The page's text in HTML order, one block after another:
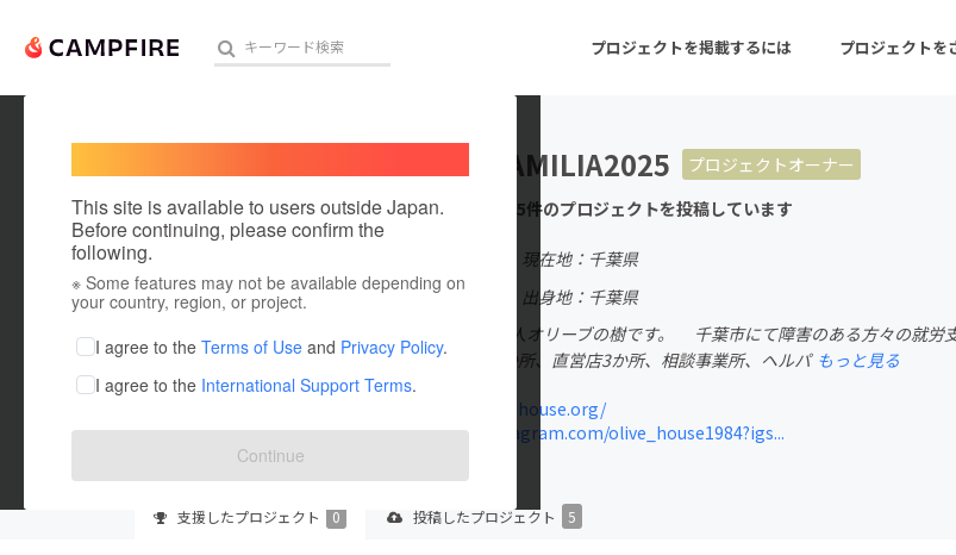
プロジェクトを掲載するには プロジェクトを
人気のプロジェクト 注目のリターン 注目の新着プロジェクト
アート・写真 音楽
テクノロジー・ガジェット
ゲーム・サービス開発 フード
映像・映画
ビジネス・起業
チャレンジ
まちづくり・地域活性化
This site is available to users outside Japan.
Before continuing, please confirm the
following.
※ Some features may not be available depending on
your country, region, or project.
I agree to the Terms of Use and Privacy Policy.
I agree to the International Support Terms.
Continue
OLIVEFAMILIA2025
プロジェクトオーナー
これまでに5件のプロジェクトを投稿しています
現在地：千葉県
出身国：日本
出身地：千葉県
社会福祉法人オリーブの樹です。 千葉市にて障害のある方々の就労
ープホーム3か所、直営店3か所、相談事業所、ヘルパ もっと見る
www.olivehouse.org/
www.instagram.com/olive_house1984?igs...
支援したプロジェクト 0 投稿したプロジェクト 5